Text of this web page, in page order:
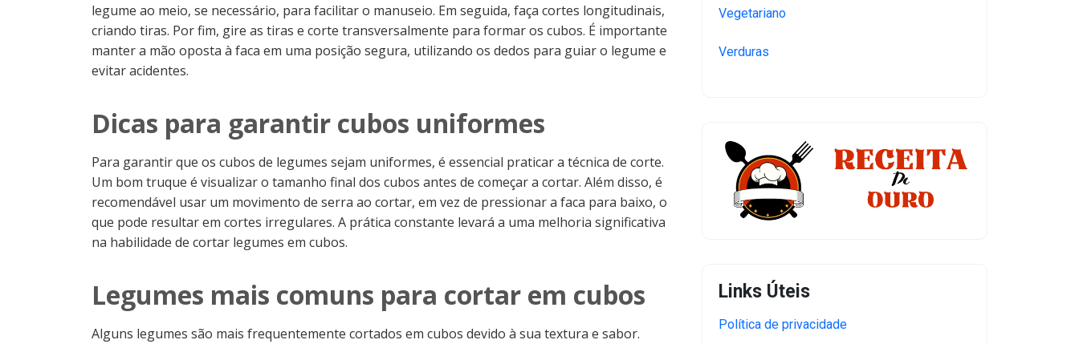
legume ao meio, se necessário, para facilitar o manuseio. Em seguida, faça cortes longitudinais,
criando tiras. Por fim, gire as tiras e corte transversalmente para formar os cubos. É importante
manter a mão oposta à faca em uma posição segura, utilizando os dedos para guiar o legume e
evitar acidentes.
Dicas para garantir cubos uniformes
Para garantir que os cubos de legumes sejam uniformes, é essencial praticar a técnica de corte.
Um bom truque é visualizar o tamanho final dos cubos antes de começar a cortar. Além disso, é
recomendável usar um movimento de serra ao cortar, em vez de pressionar a faca para baixo, o
que pode resultar em cortes irregulares. A prática constante levará a uma melhoria significativa
na habilidade de cortar legumes em cubos.
Legumes mais comuns para cortar em cubos
Alguns legumes são mais frequentemente cortados em cubos devido à sua textura e sabor.
Vegetariano
Verduras
Links Úteis
Política de privacidade